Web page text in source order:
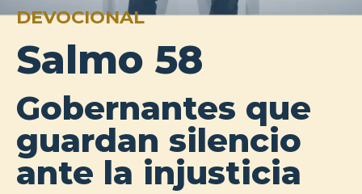
DEVOCIONAL
Salmo 58
Gobernantes que
guardan silencio
ante la injusticia